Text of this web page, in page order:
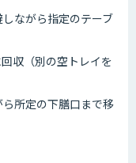
ながら指定のテーブ
収（別の空トレイを
所定の下膳口まで移